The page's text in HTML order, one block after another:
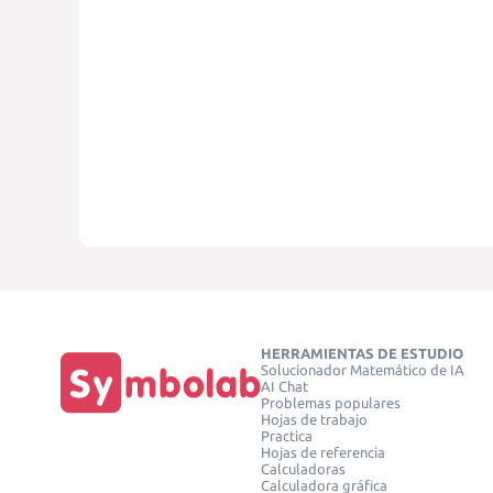
HERRAMIENTAS DE ESTUDIO
Solucionador Matemático de IA
AI Chat
Problemas populares
Hojas de trabajo
Practica
Hojas de referencia
Calculadoras
Calculadora gráfica